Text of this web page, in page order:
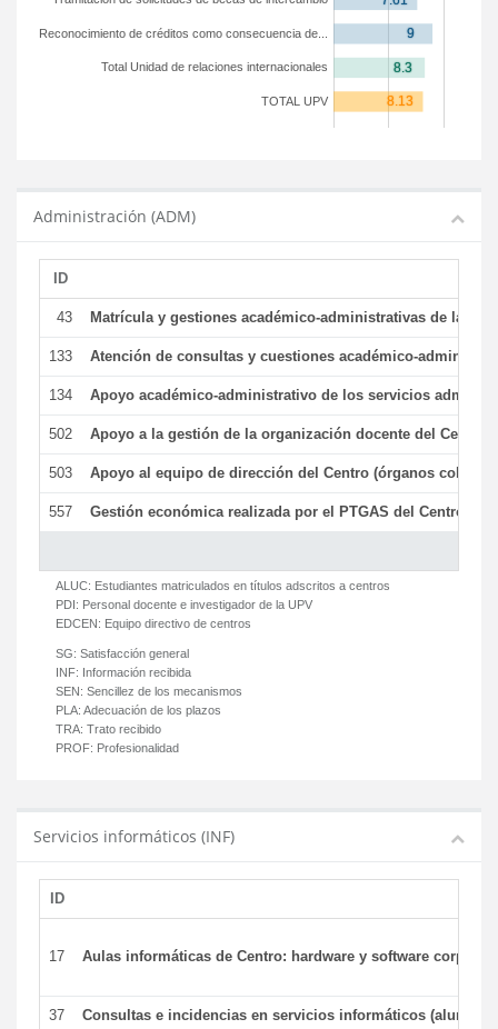
TOTAL UPV
Total Unidad de relaciones internacionales
Reconocimiento de créditos como consecuencia de...
Administración (ADM)
ID
43 Matrícula y gestiones académico-administrativas de la
133 Atención de consultas y cuestiones académico-
134 Apoyo académico-administrativo de los servicios
502 Apoyo a la gestión de la organización docente del Centro
503 Apoyo al equipo de dirección del Centro (órganos
557 Gestión económica realizada por el PTGAS del Centro
ALUC: Estudiantes matriculados en títulos adscritos a centros
PDI: Personal docente e investigador de la UPV
EDCEN: Equipo directivo de centros
SG: Satisfacción general
INF: Información recibida
SEN: Sencillez de los mecanismos
PLA: Adecuación de los plazos
TRA: Trato recibido
PROF: Profesionalidad
Servicios informáticos (INF)
ID
17 Aulas informáticas de Centro: hardware y software
37 Consultas e incidencias en servicios informáticos (alumnos)